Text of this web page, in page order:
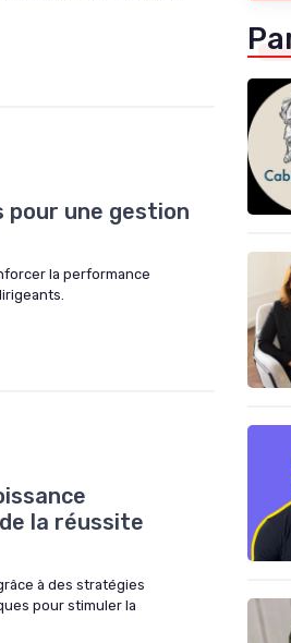
pour une gestion
la performance
la réussite
à des stratégies
pour stimuler la